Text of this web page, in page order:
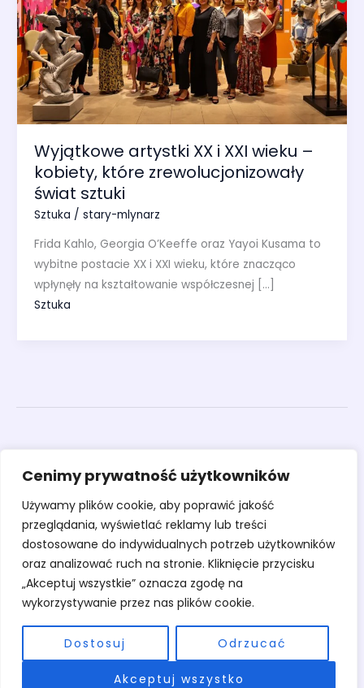
Cenimy prywatność użytkowników
Używamy plików cookie, aby poprawić jakość
przeglądania, wyświetlać reklamy lub treści
dostosowane do indywidualnych potrzeb użytkowników
oraz analizować ruch na stronie. Kliknięcie przycisku
„Akceptuj wszystkie” oznacza zgodę na
wykorzystywanie przez nas plików cookie.
Dostosuj Odrzucać
Akceptuj wszystko
Wyjątkowe artystki XX i XXI wieku –
kobiety, które zrewolucjonizowały
świat sztuki
Sztuka / stary-mlynarz
Frida Kahlo, Georgia O’Keeffe oraz Yayoi Kusama to
wybitne postacie XX i XXI wieku, które znacząco
wpłynęły na kształtowanie współczesnej […]
Sztuka
Rzeźby
Sztuka
Warsztaty
O pracowni
Kontakt
Copyright © 2026 Pracownia Stary Młyn | Powered by Pracownia Stary
Młyn